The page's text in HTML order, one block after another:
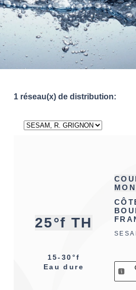
1 réseau(x) de distribution:
25°f TH
15-30°f
Eau dure